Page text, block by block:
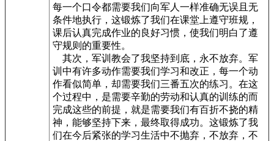
每一个口令都需要我们向军人一样准确无误且无
条件地执行，这锻炼了我们在课堂上遵守班规，
课后认真完成作业的良好习惯，使我们明白了遵
守规则的重要性。
其次，军训教会了我坚持到底，永不放弃。军
训中有许多动作需要我们学习和改正，每一个动
作看似简单，却需要我们三番五次的练习。在这
个过程中，是需要辛勤的劳动和认真的训练的而
完成这些的前提，就是需要我们有百折不挠的精
神，能够坚持下来，最终取得成功。这锻炼了我
们在今后紧张的学习生活中不抛弃，不放弃，不